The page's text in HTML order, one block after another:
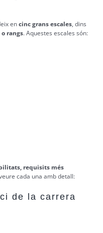
encinc grans escales, dins
rangs. Aquestes escales són:
requisits més
cada una amb detall:
de la carrera